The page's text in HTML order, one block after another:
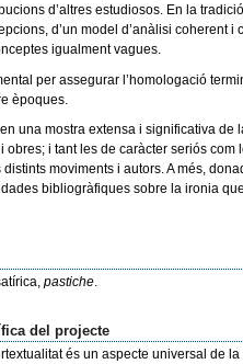
d’altres estudiosos. En la
d’un model d’anàlisi coherent
igualment vagues.
per assegurar l’homologació
èpoques.
una mostra extensa i significativa
i tant les de caràcter seriós
moviments i autors. A més,
bibliogràfiques sobre la ironia
pastiche.
del projecte
és un aspecte universal de